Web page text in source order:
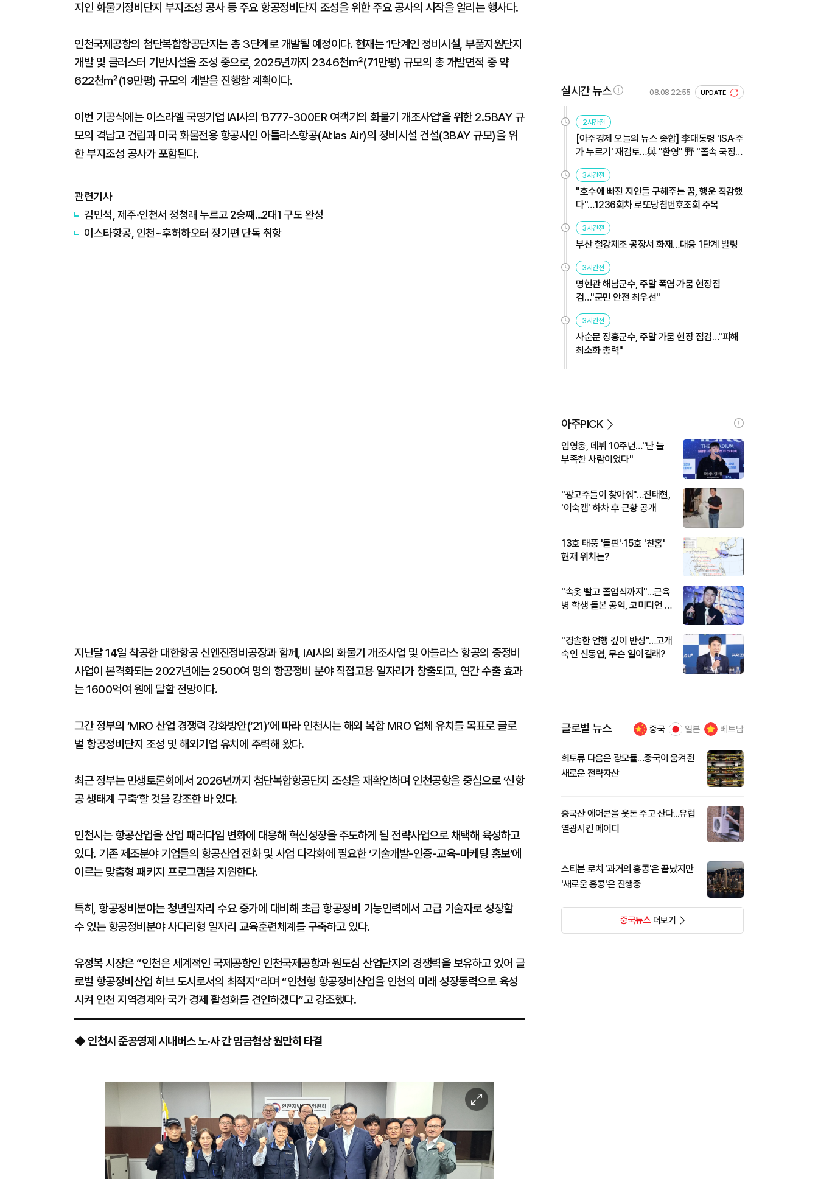
지인 화물기정비단지 부지조성 공사 등 주요 항공정비단지 조성을 위한 주요 공사의 시작을 알리는 행사다.
인천국제공항의 첨단복합항공단지는 총 3단계로 개발될 예정이다. 현재는 1단계인 정비시설, 부품지원단지
개발 및 클러스터 기반시설을 조성 중으로, 2025년까지 2346천㎡(71만평) 규모의 총 개발면적 중 약
622천㎡(19만평) 규모의 개발을 진행할 계획이다.
이번 기공식에는 이스라엘 국영기업 IAI사의 ‘B777-300ER 여객기의 화물기 개조사업’을 위한 2.5BAY 규
모의 격납고 건립과 미국 화물전용 항공사인 아틀라스항공(Atlas Air)의 정비시설 건설(3BAY 규모)을 위
한 부지조성 공사가 포함된다.
관련기사
김민석, 제주·인천서 정청래 누르고 2승째…2대1 구도 완성
이스타항공, 인천~후허하오터 정기편 단독 취항
지난달 14일 착공한 대한항공 신엔진정비공장과 함께, IAI사의 화물기 개조사업 및 아틀라스 항공의 중정비
사업이 본격화되는 2027년에는 2500여 명의 항공정비 분야 직접고용 일자리가 창출되고, 연간 수출 효과
는 1600억여 원에 달할 전망이다.
그간 정부의 ‘MRO 산업 경쟁력 강화방안(‘21)’에 따라 인천시는 해외 복합 MRO 업체 유치를 목표로 글로
벌 항공정비단지 조성 및 해외기업 유치에 주력해 왔다.
최근 정부는 민생토론회에서 2026년까지 첨단복합항공단지 조성을 재확인하며 인천공항을 중심으로 ‘신항
공 생태계 구축’할 것을 강조한 바 있다.
인천시는 항공산업을 산업 패러다임 변화에 대응해 혁신성장을 주도하게 될 전략사업으로 채택해 육성하고
있다. 기존 제조분야 기업들의 항공산업 전화 및 사업 다각화에 필요한 ‘기술개발-인증-교육-마케팅 홍보’에
이르는 맞춤형 패키지 프로그램을 지원한다.
특히, 항공정비분야는 청년일자리 수요 증가에 대비해 초급 항공정비 기능인력에서 고급 기술자로 성장할
수 있는 항공정비분야 사다리형 일자리 교육훈련체계를 구축하고 있다.
유정복 시장은 “인천은 세계적인 국제공항인 인천국제공항과 원도심 산업단지의 경쟁력을 보유하고 있어 글
로벌 항공정비산업 허브 도시로서의 최적지”라며 “인천형 항공정비산업을 인천의 미래 성장동력으로 육성
시켜 인천 지역경제와 국가 경제 활성화를 견인하겠다”고 강조했다.
◆ 인천시 준공영제 시내버스 노·사 간 임금협상 원만히 타결
이
미
지
대
실시간 뉴스 08.08 22:55 UPDATE
2시간전
[아주경제 오늘의 뉴스 종합] 李대통령 'ISA·주
가 누르기' 재검토…與 "환영" 野 "졸속 국정"
外
3시간전
"호수에 빠진 지인들 구해주는 꿈, 행운 직감했
다"…1236회차 로또당첨번호조회 주목
3시간전
부산 철강제조 공장서 화재…대응 1단계 발령
3시간전
명현관 해남군수, 주말 폭염·가뭄 현장점
검…"군민 안전 최우선"
3시간전
사순문 장흥군수, 주말 가뭄 현장 점검…"피해
최소화 총력"
아주PICK
임영웅, 데뷔 10주년…"난 늘
부족한 사람이었다"
"광고주들이 찾아줘"…진태현,
'이숙캠' 하차 후 근황 공개
13호 태풍 '돌핀'·15호 '찬홈'
현재 위치는?
"속옷 빨고 졸업식까지"…근육
병 학생 돌본 공익, 코미디언 김
"경솔한 언행 깊이 반성"…고개
숙인 신동엽, 무슨 일이길래?
글로벌 뉴스 중국 일본 베트남
희토류 다음은 광모듈…중국이 움켜쥔
새로운 전략자산
중국산 에어콘을 웃돈 주고 산다...유럽
열광시킨 메이디
스티븐 로치 '과거의 홍콩'은 끝났지만
'새로운 홍콩'은 진행중
중국뉴스더보기